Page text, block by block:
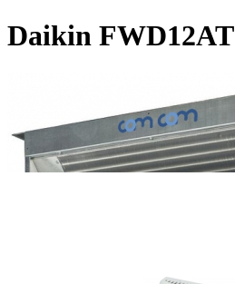
Daikin FWD12AT